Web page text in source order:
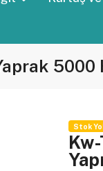
5000
Stok